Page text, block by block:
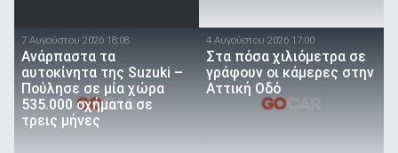
7 Αυγούστου 2026 18:08
Ανάρπαστα τα
αυτοκίνητα της Suzuki –
Πούλησε σε μία χώρα
535.000 οχήματα σε
τρεις μήνες
4 Αυγούστου 2026 17:00
Στα πόσα χιλιόμετρα σε
γράφουν οι κάμερες στην
Αττική Οδό